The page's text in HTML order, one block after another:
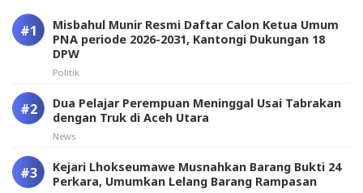
Misbahul Munir Resmi Daftar Calon Ketua Umum
PNA periode 2026-2031, Kantongi Dukungan 18
DPW
Politik
Dua Pelajar Perempuan Meninggal Usai Tabrakan
dengan Truk di Aceh Utara
News
Kejari Lhokseumawe Musnahkan Barang Bukti 24
Perkara, Umumkan Lelang Barang Rampasan